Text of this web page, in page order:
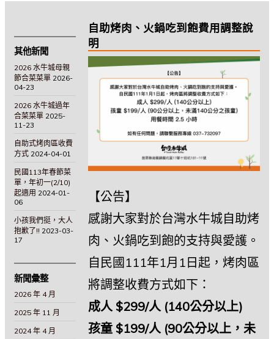
自助烤肉、火鍋吃到飽費用調整說
明
【公告】
感謝大家對於台灣水牛城自助烤
肉、火鍋吃到飽的支持與愛護。
自民國111年1月1日起，烤肉區
將調整收費方式如下：
成人 $299/人 (140公分以上)
孩童 $199/人 (90公分以上，未
其他新聞
2026 水牛城母親
節合菜菜單 2026-
04-23
2026 水牛城過年
合菜菜單 2025-
11-23
自助式烤肉區收費
方式 2024-04-01
民國113年春節菜
單，年初一(2/10)
起適用 2024-01-
06
小孩我們挺，大人
抱歉了!! 2023-03-
17
新聞彙整
2026 年 4 月
2025 年 11 月
2024 年 4 月